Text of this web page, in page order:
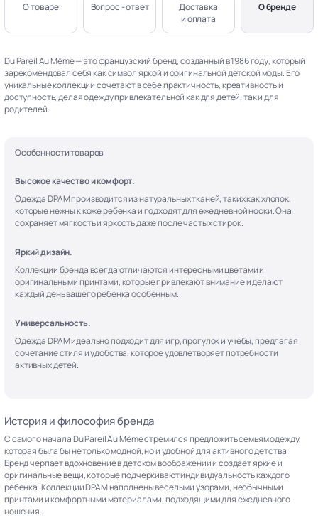
О товаре Вопрос - ответ
Доставка
и оплата
О бренде
Du Pareil Au Même — это французский бренд, созданный в 1986 году, который
зарекомендовал себя как символ яркой и оригинальной детской моды. Его
уникальные коллекции сочетают в себе практичность, креативность и
доступность, делая одежду привлекательной как для детей, так и для
родителей.
Особенности товаров
Высокое качество и комфорт.
Одежда DPAM производится из натуральных тканей, таких как хлопок,
которые нежны к коже ребенка и подходят для ежедневной носки. Она
сохраняет мягкость и яркость даже после частых стирок.
Яркий дизайн.
Коллекции бренда всегда отличаются интересными цветами и
оригинальными принтами, которые привлекают внимание и делают
каждый день вашего ребенка особенным.
Универсальность.
Одежда DPAM идеально подходит для игр, прогулок и учебы, предлагая
сочетание стиля и удобства, которое удовлетворяет потребности
активных детей.
История и философия бренда
С самого начала Du Pareil Au Même стремился предложить семьям одежду,
которая была бы не только модной, но и удобной для активного детства.
Бренд черпает вдохновение в детском воображении и создает яркие и
оригинальные вещи, которые подчеркивают индивидуальность каждого
ребенка. Коллекции DPAM наполнены веселыми узорами, необычными
принтами и комфортными материалами, подходящими для ежедневного
ношения.